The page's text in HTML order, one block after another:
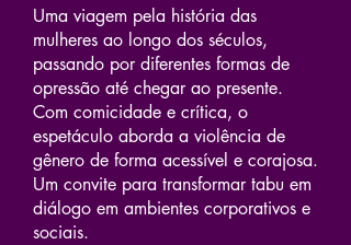
Uma viagem pela história das
mulheres ao longo dos séculos,
passando por diferentes formas de
opressão até chegar ao presente.
Com comicidade e crítica, o
espetáculo aborda a violência de
gênero de forma acessível e corajosa.
Um convite para transformar tabu em
diálogo em ambientes corporativos e
sociais.